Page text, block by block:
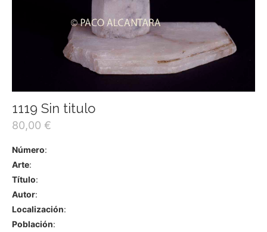
1119 Sin titulo
80,00 €
Número:
Arte:
Título:
Autor:
Localización:
Población: